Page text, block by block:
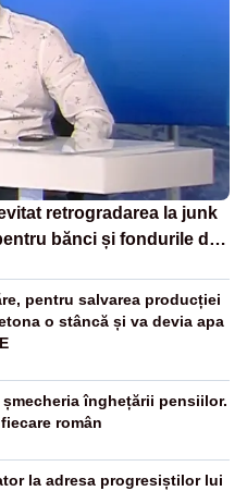
retrogradarea la junk
bănci și fondurile de
pentru salvarea producției
o stâncă și va devia apa
înghețării pensiilor.
român
la adresa progresiștilor lui